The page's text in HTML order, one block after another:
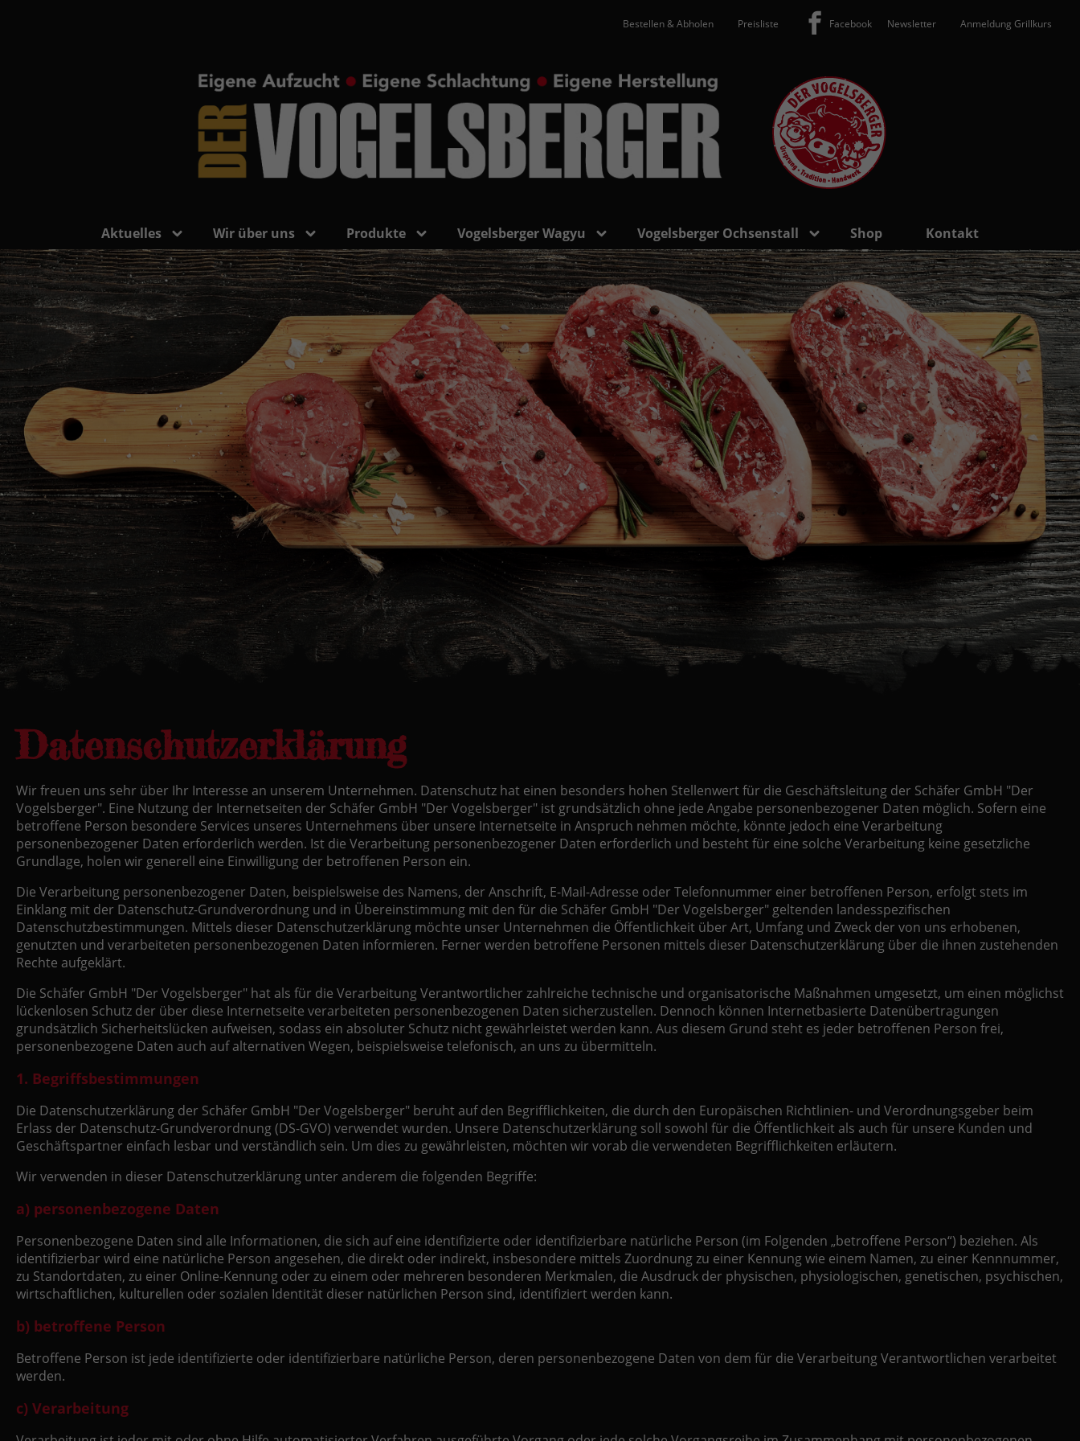
Bestellen & Abholen Preisliste Facebook Newsletter Anmeldung Grillkurs
Aktuelles Wir über uns Produkte Vogelsberger Wagyu Vogelsberger Ochsenstall Shop Kontakt
Datenschutzerklärung
Wir freuen uns sehr über Ihr Interesse an unserem Unternehmen. Datenschutz hat einen besonders hohen Stellenwert für die Geschäftsleitung der Schäfer GmbH "Der
Vogelsberger". Eine Nutzung der Internetseiten der Schäfer GmbH "Der Vogelsberger" ist grundsätzlich ohne jede Angabe personenbezogener Daten möglich. Sofern eine
betroffene Person besondere Services unseres Unternehmens über unsere Internetseite in Anspruch nehmen möchte, könnte jedoch eine Verarbeitung
personenbezogener Daten erforderlich werden. Ist die Verarbeitung personenbezogener Daten erforderlich und besteht für eine solche Verarbeitung keine gesetzliche
Grundlage, holen wir generell eine Einwilligung der betroffenen Person ein.
Die Verarbeitung personenbezogener Daten, beispielsweise des Namens, der Anschrift, E-Mail-Adresse oder Telefonnummer einer betroffenen Person, erfolgt stets im
Einklang mit der Datenschutz-Grundverordnung und in Übereinstimmung mit den für die Schäfer GmbH "Der Vogelsberger" geltenden landesspezifischen
Datenschutzbestimmungen. Mittels dieser Datenschutzerklärung möchte unser Unternehmen die Öffentlichkeit über Art, Umfang und Zweck der von uns erhobenen,
genutzten und verarbeiteten personenbezogenen Daten informieren. Ferner werden betroffene Personen mittels dieser Datenschutzerklärung über die ihnen zustehenden
Rechte aufgeklärt.
Die Schäfer GmbH "Der Vogelsberger" hat als für die Verarbeitung Verantwortlicher zahlreiche technische und organisatorische Maßnahmen umgesetzt, um einen möglichst
lückenlosen Schutz der über diese Internetseite verarbeiteten personenbezogenen Daten sicherzustellen. Dennoch können Internetbasierte Datenübertragungen
grundsätzlich Sicherheitslücken aufweisen, sodass ein absoluter Schutz nicht gewährleistet werden kann. Aus diesem Grund steht es jeder betroffenen Person frei,
personenbezogene Daten auch auf alternativen Wegen, beispielsweise telefonisch, an uns zu übermitteln.
1. Begriffsbestimmungen
Die Datenschutzerklärung der Schäfer GmbH "Der Vogelsberger" beruht auf den Begrifflichkeiten, die durch den Europäischen Richtlinien- und Verordnungsgeber beim
Erlass der Datenschutz-Grundverordnung (DS-GVO) verwendet wurden. Unsere Datenschutzerklärung soll sowohl für die Öffentlichkeit als auch für unsere Kunden und
Geschäftspartner einfach lesbar und verständlich sein. Um dies zu gewährleisten, möchten wir vorab die verwendeten Begrifflichkeiten erläutern.
Wir verwenden in dieser Datenschutzerklärung unter anderem die folgenden Begriffe:
a) personenbezogene Daten
Personenbezogene Daten sind alle Informationen, die sich auf eine identifizierte oder identifizierbare natürliche Person (im Folgenden „betroffene Person“) beziehen. Als
identifizierbar wird eine natürliche Person angesehen, die direkt oder indirekt, insbesondere mittels Zuordnung zu einer Kennung wie einem Namen, zu einer Kennnummer,
zu Standortdaten, zu einer Online-Kennung oder zu einem oder mehreren besonderen Merkmalen, die Ausdruck der physischen, physiologischen, genetischen, psychischen,
wirtschaftlichen, kulturellen oder sozialen Identität dieser natürlichen Person sind, identifiziert werden kann.
b) betroffene Person
Betroffene Person ist jede identifizierte oder identifizierbare natürliche Person, deren personenbezogene Daten von dem für die Verarbeitung Verantwortlichen verarbeitet
werden.
c) Verarbeitung